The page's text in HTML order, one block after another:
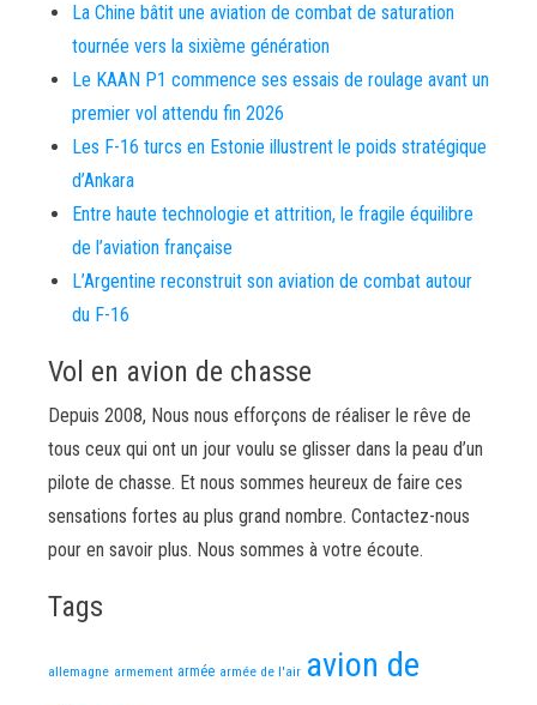
La Chine bâtit une aviation de combat de saturation
tournée vers la sixième génération
Le KAAN P1 commence ses essais de roulage avant un
premier vol attendu fin 2026
Les F-16 turcs en Estonie illustrent le poids stratégique
d’Ankara
Entre haute technologie et attrition, le fragile équilibre
de l’aviation française
L’Argentine reconstruit son aviation de combat autour
du F-16
Vol en avion de chasse
Depuis 2008, Nous nous efforçons de réaliser le rêve de
tous ceux qui ont un jour voulu se glisser dans la peau d’un
pilote de chasse. Et nous sommes heureux de faire ces
sensations fortes au plus grand nombre. Contactez-nous
pour en savoir plus. Nous sommes à votre écoute.
Tags
allemagne armement armée armée de l'air avion de